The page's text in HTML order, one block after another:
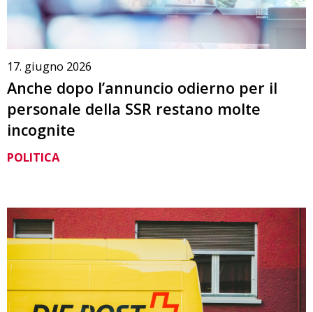
17. giugno 2026
Anche dopo l’annuncio odierno per il
personale della SSR restano molte
incognite
POLITICA